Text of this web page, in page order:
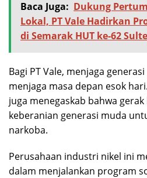
Baca Juga: Dukung
Lokal, PT Vale Hadirkan
di Semarak HUT ke-62
Bagi PT Vale, menjaga
menjaga masa depan esok
juga menegaskab bahwa
keberanian generasi muda
narkoba.
Perusahaan industri nikel ini
dalam menjalankan program